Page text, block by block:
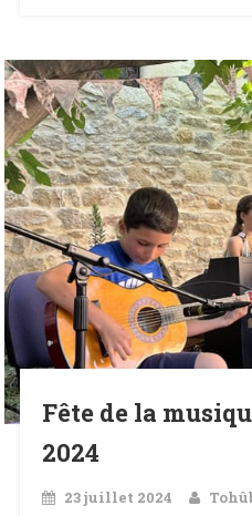
Fête de la
2024
23 juillet 2024